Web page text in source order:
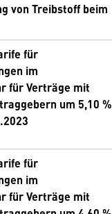
von Treibstoff beim
für
im
für Verträge mit
um 5,10 %
für
im
für Verträge mit